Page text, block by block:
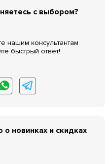
с выбором?
нашим консультантам
быстрый ответ!
новинках и скидках